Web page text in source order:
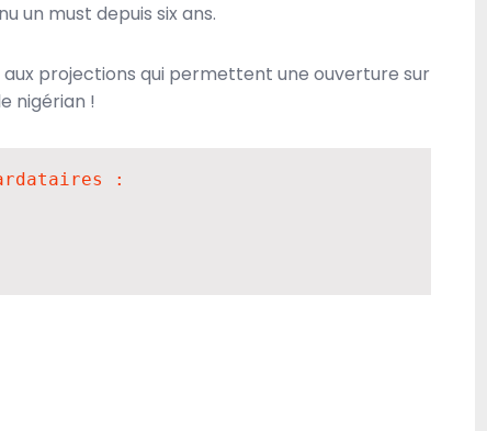
un must depuis six ans.
projections qui permettent une ouverture sur
nigérian !
: